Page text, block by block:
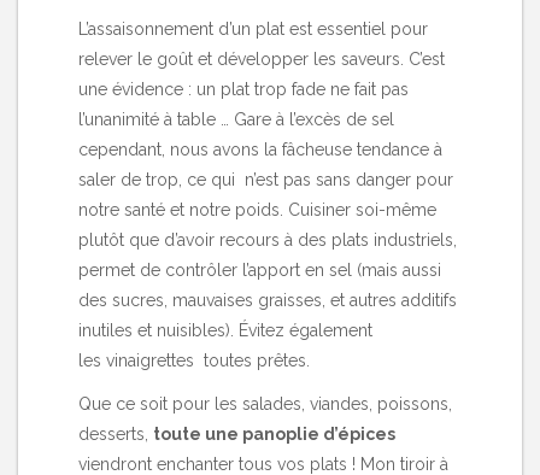
L’assaisonnement d’un plat est essentiel pour
relever le goût et développer les saveurs. C’est
une évidence : un plat trop fade ne fait pas
l’unanimité à table … Gare à l’excès de sel
cependant, nous avons la fâcheuse tendance à
saler de trop, ce qui n’est pas sans danger pour
notre santé et notre poids. Cuisiner soi-même
plutôt que d’avoir recours à des plats industriels,
permet de contrôler l’apport en sel (mais aussi
des sucres, mauvaises graisses, et autres additifs
inutiles et nuisibles). Évitez également
les vinaigrettes toutes prêtes.
Que ce soit pour les salades, viandes, poissons,
desserts, toute une panoplie d’épices
viendront enchanter tous vos plats ! Mon tiroir à